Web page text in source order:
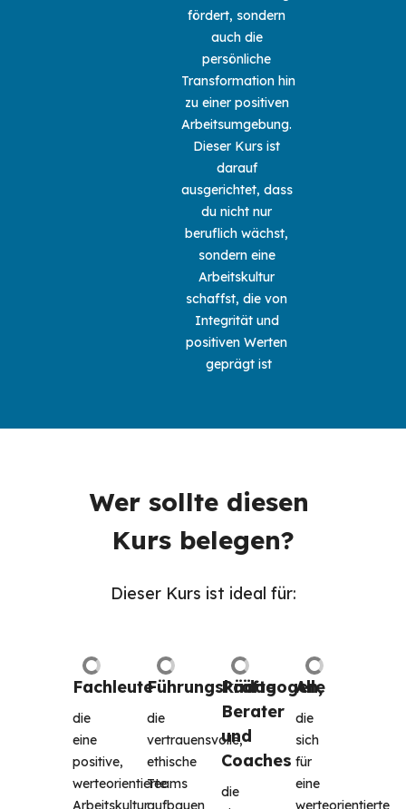
fördert, sondern
auch die
persönliche
Transformation hin
zu einer positiven
Arbeitsumgebung.
Dieser Kurs ist
darauf
ausgerichtet, dass
du nicht nur
beruflich wächst,
sondern eine
Arbeitskultur
schaffst, die von
Integrität und
positiven Werten
geprägt ist
Wer sollte diesen
Kurs belegen?
Dieser Kurs ist ideal für:
Fachleute
die
eine
positive,
werteorientierte
Arbeitskultur
Führungskräfte
die
vertrauensvolle,
ethische
Teams
aufbauen
Pädagogen,
Berater
und
Coaches
die
Alle
die
sich
für
eine
werteorientierte